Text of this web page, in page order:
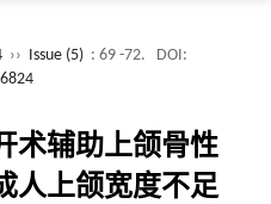
›› Issue (5) : 69 -72.
DOI:
术辅助上颌骨性
人上颌宽度不足